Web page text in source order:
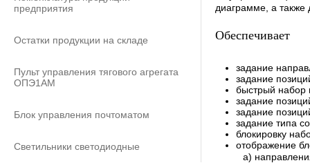
предприятия
Остатки продукции на складе
Пульт управления тягового агрегата
ОПЭ1АМ
Блок управления почтоматом
Светильники светодиодные
диаграмме, а
Обеспечивает
задание
задание
быстрый набор
задание
задание
задание типа
блокировку
отображение
а)